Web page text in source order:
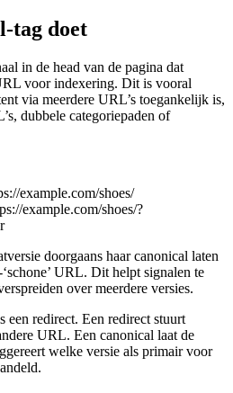
tag doet
in de head van de pagina dat
voor indexering. Dit is vooral
via meerdere URL’s toegankelijk is,
dubbele categoriepaden of
example.com/shoes/
example.com/shoes/?
doorgaans haar canonical laten
URL. Dit helpt signalen te
over meerdere versies.
een redirect. Een redirect stuurt
URL. Een canonical laat de
welke versie als primair voor